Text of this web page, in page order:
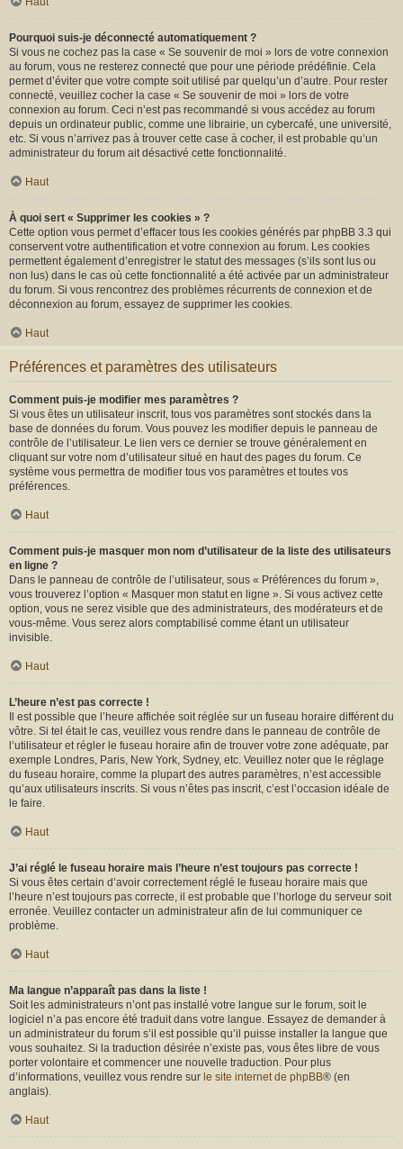
Pourquoi suis-je déconnecté automatiquement ?
Si vous ne cochez pas la case « Se souvenir de moi » lors de votre connexion
au forum, vous ne resterez connecté que pour une période prédéfinie. Cela
permet d’éviter que votre compte soit utilisé par quelqu’un d’autre. Pour rester
connecté, veuillez cocher la case « Se souvenir de moi » lors de votre
connexion au forum. Ceci n’est pas recommandé si vous accédez au forum
depuis un ordinateur public, comme une librairie, un cybercafé, une université,
etc. Si vous n’arrivez pas à trouver cette case à cocher, il est probable qu’un
administrateur du forum ait désactivé cette fonctionnalité.
Haut
À quoi sert « Supprimer les cookies » ?
Cette option vous permet d’effacer tous les cookies générés par phpBB 3.3 qui
conservent votre authentification et votre connexion au forum. Les cookies
permettent également d’enregistrer le statut des messages (s’ils sont lus ou
non lus) dans le cas où cette fonctionnalité a été activée par un administrateur
du forum. Si vous rencontrez des problèmes récurrents de connexion et de
déconnexion au forum, essayez de supprimer les cookies.
Haut
Préférences et paramètres des utilisateurs
Comment puis-je modifier mes paramètres ?
Si vous êtes un utilisateur inscrit, tous vos paramètres sont stockés dans la
base de données du forum. Vous pouvez les modifier depuis le panneau de
contrôle de l’utilisateur. Le lien vers ce dernier se trouve généralement en
cliquant sur votre nom d’utilisateur situé en haut des pages du forum. Ce
système vous permettra de modifier tous vos paramètres et toutes vos
préférences.
Haut
Comment puis-je masquer mon nom d’utilisateur de la liste des utilisateurs
en ligne ?
Dans le panneau de contrôle de l’utilisateur, sous « Préférences du forum »,
vous trouverez l’option « Masquer mon statut en ligne ». Si vous activez cette
option, vous ne serez visible que des administrateurs, des modérateurs et de
vous-même. Vous serez alors comptabilisé comme étant un utilisateur
invisible.
Haut
L’heure n’est pas correcte !
Il est possible que l’heure affichée soit réglée sur un fuseau horaire différent du
vôtre. Si tel était le cas, veuillez vous rendre dans le panneau de contrôle de
l’utilisateur et régler le fuseau horaire afin de trouver votre zone adéquate, par
exemple Londres, Paris, New York, Sydney, etc. Veuillez noter que le réglage
du fuseau horaire, comme la plupart des autres paramètres, n’est accessible
qu’aux utilisateurs inscrits. Si vous n’êtes pas inscrit, c’est l’occasion idéale de
le faire.
Haut
J’ai réglé le fuseau horaire mais l’heure n’est toujours pas correcte !
Si vous êtes certain d’avoir correctement réglé le fuseau horaire mais que
l’heure n’est toujours pas correcte, il est probable que l’horloge du serveur soit
erronée. Veuillez contacter un administrateur afin de lui communiquer ce
problème.
Haut
Ma langue n’apparaît pas dans la liste !
Soit les administrateurs n’ont pas installé votre langue sur le forum, soit le
logiciel n’a pas encore été traduit dans votre langue. Essayez de demander à
un administrateur du forum s’il est possible qu’il puisse installer la langue que
vous souhaitez. Si la traduction désirée n’existe pas, vous êtes libre de vous
porter volontaire et commencer une nouvelle traduction. Pour plus
d’informations, veuillez vous rendre sur le site internet de phpBB® (en
anglais).
Haut